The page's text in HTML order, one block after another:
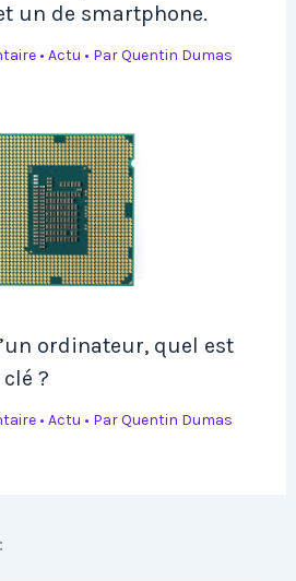
un de smartphone.
• Actu • ParQuentin Dumas
ordinateur, quel est
?
• Actu • ParQuentin Dumas